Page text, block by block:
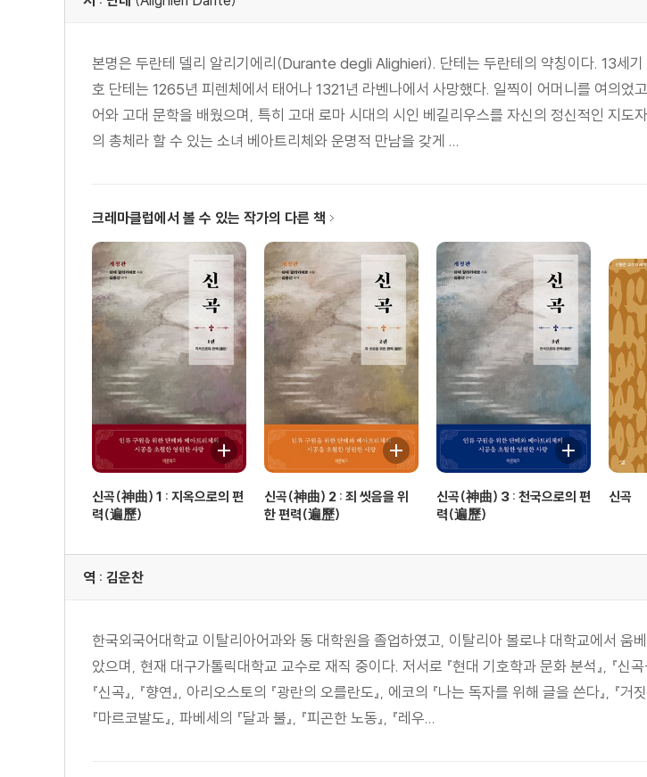
본명은 두란테 델리 알리기에리(Durante degli Alighieri). 단테는 두란테의 약칭이다. 13세
호 단테는 1265년 피렌체에서 태어나 1321년 라벤나에서 사망했다. 일찍이 어머니를 여의
어와 고대 문학을 배웠으며, 특히 고대 로마 시대의 시인 베길리우스를 자신의 정신적인 지
의 총체라 할 수 있는 소녀 베아트리체와 운명적 만남을 갖게 ...
크레마클럽에서 볼 수 있는 작가의 다른 책
신곡(神曲) 1 : 지옥으로의 편
력(遍歷)
신곡(神曲) 2 : 죄 씻음을 위
한 편력(遍歷)
신곡(神曲) 3 : 천국으로의 편
력(遍歷)
신곡
역 : 김운찬
한국외국어대학교 이탈리아어과와 동 대학원을 졸업하였고, 이탈리아 볼로냐 대학교에서
았으며, 현재 대구가톨릭대학교 교수로 재직 중이다. 저서로 『현대 기호학과 문화 분석』, 『신
『신곡』, 『향연』, 아리오스토의 『광란의 오를란도』, 에코의 『나는 독자를 위해 글을 쓴다』, 『
『마르코발도』, 파베세의 『달과 불』, 『피곤한 노동』, 『레우...